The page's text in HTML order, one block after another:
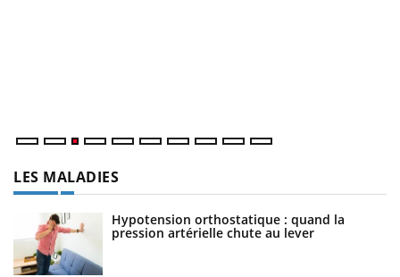
LES MALADIES
Hypotension orthostatique : quand la
pression artérielle chute au lever